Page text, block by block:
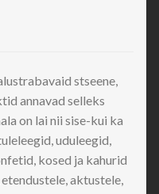
stseene,
annavad selleks
on lai nii sise-kui ka
uduleegid,
kosed ja kahurid
aktustele,